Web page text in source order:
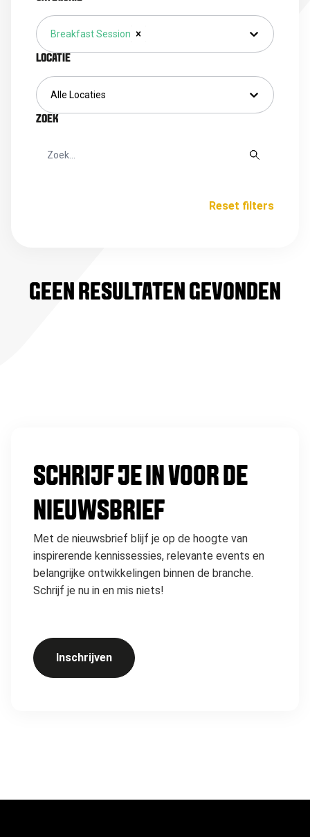
Breakfast Session
LOCATIE
Alle Locaties
ZOEK
Reset filters
GEEN RESULTATEN GEVONDEN
SCHRIJF JE IN VOOR DE
NIEUWSBRIEF
Met de nieuwsbrief blijf je op de hoogte van
inspirerende kennissessies, relevante events en
belangrijke ontwikkelingen binnen de branche.
Schrijf je nu in en mis niets!
Inschrijven